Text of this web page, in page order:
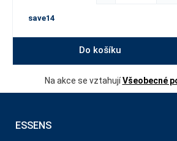
save14
Do košíku
Na akce se vztahujíVšeobecné
ESSENS